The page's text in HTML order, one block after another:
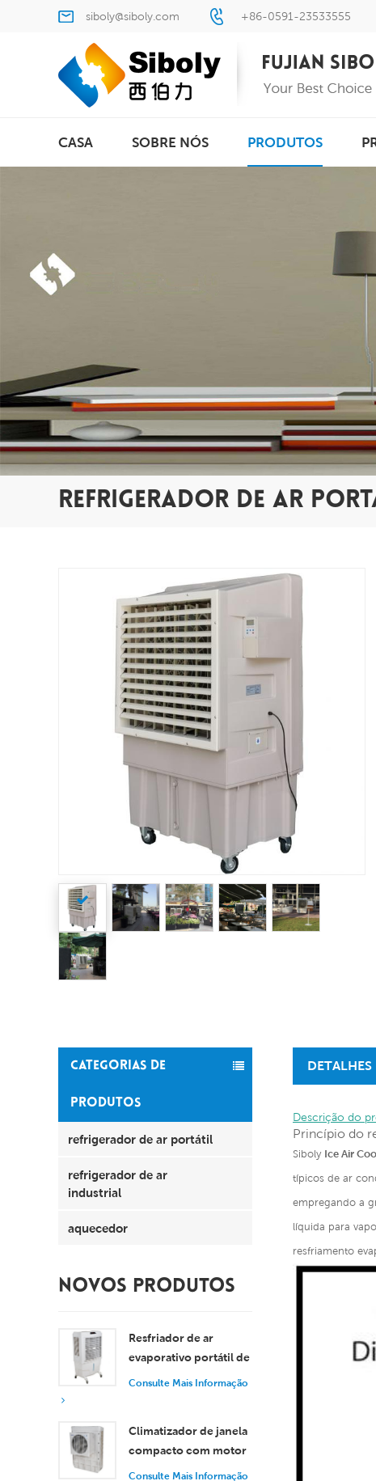
siboly@siboly.com +86-0591-23533555
CASA SOBRE NÓS PRODUTOS
REFRIGERADOR DE AR
CATEGORIAS DE
PRODUTOS
refrigerador de ar portátil
refrigerador de ar
industrial
aquecedor
NOVOS PRODUTOS
Resfriador de ar
evaporativo portátil de
8000 m³/h com
Consulte Mais Informação
Climatizador de janela
compacto com motor
axial, resfriamento
Consulte Mais Informação
Descrição do
Princípio do
Siboly Ice Air
típicos de ar
empregando a
líquida para
resfriamento